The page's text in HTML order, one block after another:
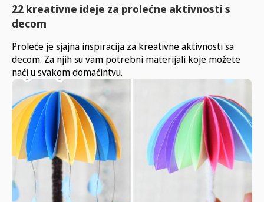
22 kreativne ideje za prolećne aktivnosti s
decom
Proleće je sjajna inspiracija za kreativne aktivnosti sa
decom. Za njih su vam potrebni materijali koje možete
naći u svakom domaćintvu.